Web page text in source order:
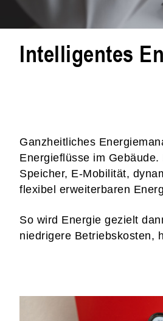
Intelligentes
Ganzheitliches
Energieflüsse im
Speicher, E-Mobilität,
flexibel erweiterbaren
So wird Energie gezielt
niedrigere Betriebskosten,